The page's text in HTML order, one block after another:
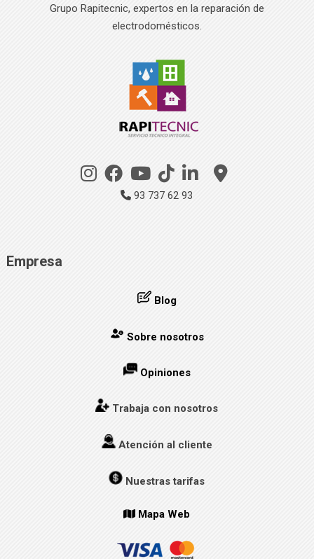
Grupo Rapitecnic, expertos en la reparación de
electrodomésticos.
93 737 62 93
Empresa
Blog
Sobre nosotros
Opiniones
Trabaja con nosotros
Atención al cliente
Nuestras tarifas
Mapa Web